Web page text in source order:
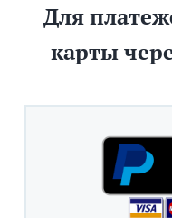
Для
карты